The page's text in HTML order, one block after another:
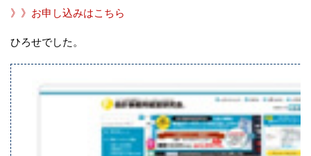
》》お申し込みはこちら
ひろせでした。